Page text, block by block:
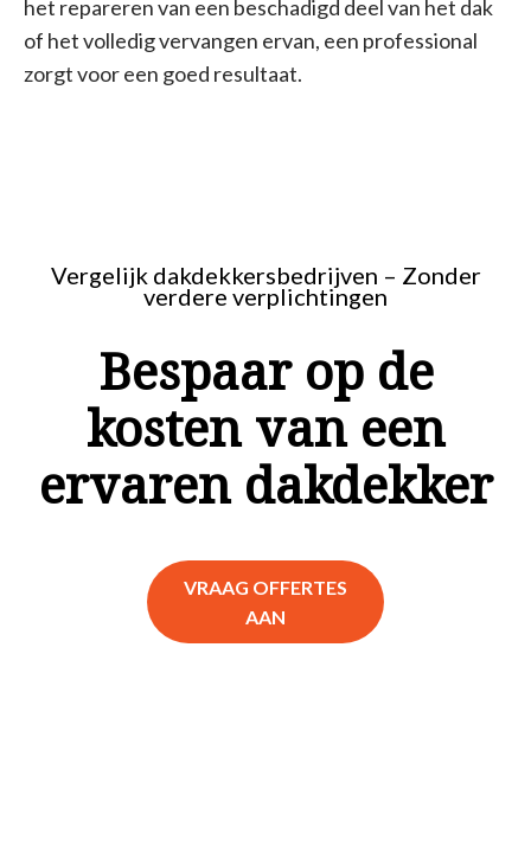
het repareren van een beschadigd deel van het dak
of het volledig vervangen ervan, een professional
zorgt voor een goed resultaat.
Vergelijk dakdekkersbedrijven – Zonder
verdere verplichtingen
Bespaar op de
kosten van een
ervaren dakdekker
VRAAG OFFERTES
AAN